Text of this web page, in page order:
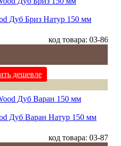
Дуб Бриз Натур 150 мм
код товара: 03-86
дешевле
Дуб Варан Натур 150 мм
код товара: 03-87